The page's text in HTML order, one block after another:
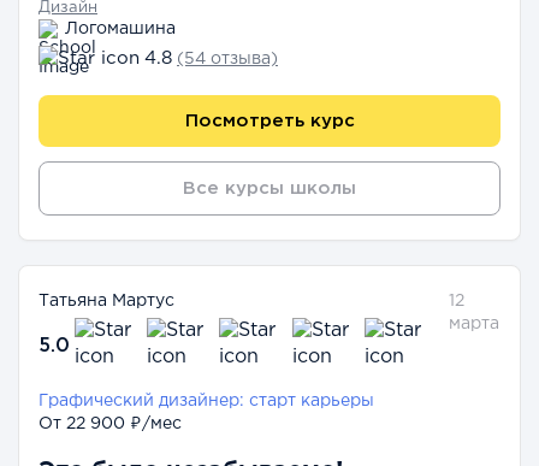
Дизайн
Логомашина
4.8 (54 отзыва)
Посмотреть курс
Все курсы школы
Татьяна Мартус
5.0
12
марта
Графический дизайнер: старт карьеры
От 22 900 ₽/мес